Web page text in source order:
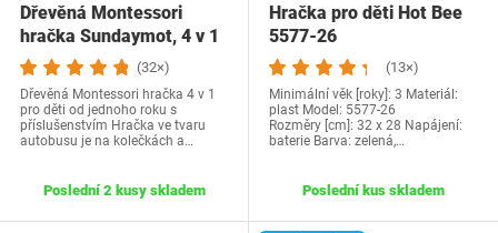
Dřevěná Montessori
hračka Sundaymot, 4 v 1
(32×)
Dřevěná Montessori hračka 4 v 1
pro děti od jednoho roku s
příslušenstvím Hračka ve tvaru
autobusu je na kolečkách a…
Poslední 2 kusy skladem
Hračka pro děti Hot Bee
5577-26
(13×)
Minimální věk [roky]: 3 Materiál:
plast Model: 5577-26
Rozměry [cm]: 32 x 28 Napájení:
baterie Barva: zelená,…
Poslední kus skladem